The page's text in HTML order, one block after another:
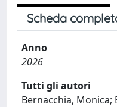
Scheda
Anno
2026
Tutti gli autori
Bernacchia, Monica;